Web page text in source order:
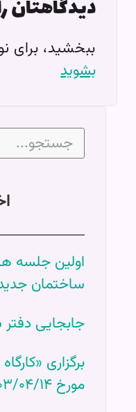
دیدگاهتان
ببخشید، برای
بشوید
اولین جلسه
ساختمان
جابجایی
برگزاری
مورخ ۱۴۰۳/۰۴/۱۴